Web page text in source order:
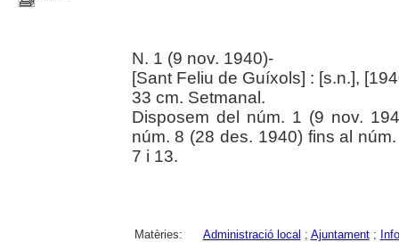
N. 1 (9 nov. 1940)-
[Sant Feliu de Guíxols] : [s.n.],
33 cm. Setmanal.
Disposem del núm. 1 (9 nov.
núm. 8 (28 des. 1940) fins al
7 i 13.
Matèries: Administració local ; Ajuntament;